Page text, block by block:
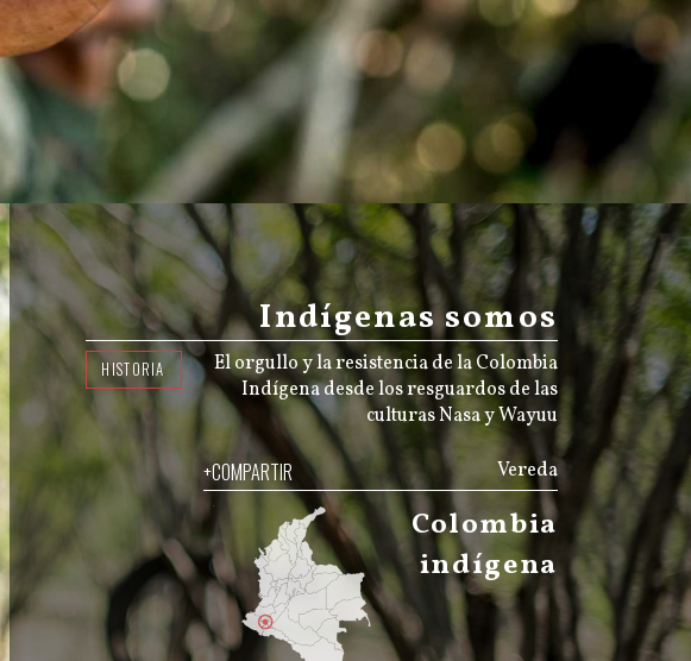
Indígenas somos
HISTORIA
El orgullo y la resistencia de la Colombia
Indígena desde los resguardos de las
culturas Nasa y Wayuu
Vereda
+COMPARTIR
Colombia
indígena